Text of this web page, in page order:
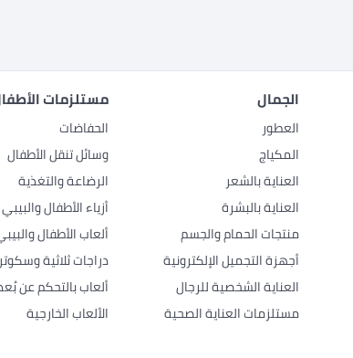
الجمال
العطور
المكياج
العناية بالشعر
العناية بالبشرة
منتجات الحمام والجسم
أجهزة التجميل الإلكترونية
العناية الشخصية للرجال
مستلزمات العناية الصحية
مستلزمات
الحفاضات
وسائل تنقل الأطفال
الرضاعة والتغذية
أزياء الأطفال والبيبي
ألعاب الأطفال
دراجات ثلاثية
ألعاب بالتحكم عن
الألعاب الخارجية